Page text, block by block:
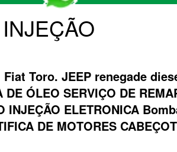
Toro. JEEP renegade
ÓLEO SERVIÇO DE
INJEÇÃO ELETRONICA
DE MOTORES